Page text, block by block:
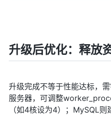
升级后优化：释放
升级完成不等于性能达标，
服务器，可调整
（如4核设为4）；MySQL则